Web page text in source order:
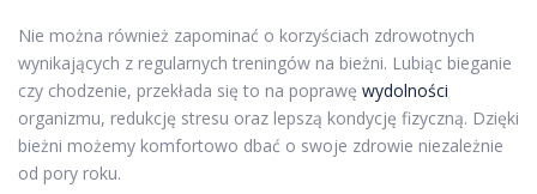
Nie można również zapominać o korzyściach zdrowotnych
wynikających z regularnych treningów na bieżni. Lubiąc bieganie
czy chodzenie, przekłada się to na poprawę wydolności
organizmu, redukcję stresu oraz lepszą kondycję fizyczną. Dzięki
bieżni możemy komfortowo dbać o swoje zdrowie niezależnie
od pory roku.